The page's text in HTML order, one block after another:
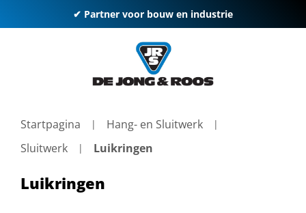
✔ Partner voor bouw en industrie
Startpagina
Hang- en Sluitwerk
Sluitwerk
Luikringen
Luikringen